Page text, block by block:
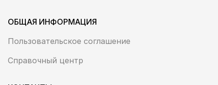
ОБЩАЯ ИНФОРМАЦИЯ
Пользовательское соглашение
Справочный центр